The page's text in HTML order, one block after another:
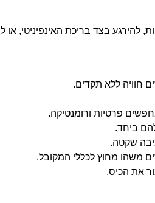
להירגע בצד בריכת האינפיניטי, או
חוויה ללא תקדים.
פרטיות ורומנטיקה.
ביחד.
שקטה.
משהו מחוץ לכללי המקובל.
את הכיס.